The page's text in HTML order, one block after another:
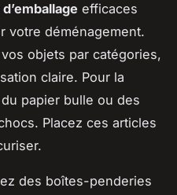
efficaces
votre déménagement.
objets par catégories,
claire. Pour la
papier bulle ou des
Placez ces articles
des boîtes-penderies